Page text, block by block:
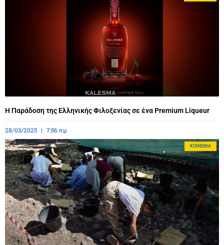
Η Παράδοση της Ελληνικής Φιλοξενίας σε ένα Premium Liqueur
28/03/2025 7:56 πμ
ΚΟΙΝΩΝΊΑ